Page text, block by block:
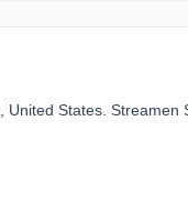
States. Streamen